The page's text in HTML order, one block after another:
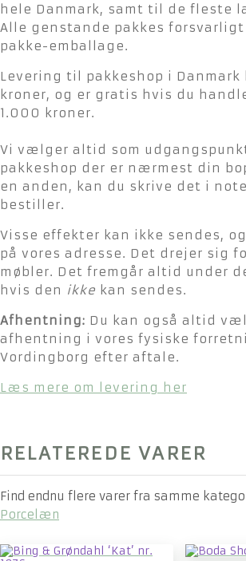
hele Danmark, samt til de fleste
Alle genstande pakkes
pakke-emballage.
Levering til pakkeshop i Danmark
kroner, og er gratis hvis du
1.000 kroner.
Vi vælger altid som
pakkeshop der er nærmest din
en anden, kan du skrive det i
bestiller.
Visse effekter kan ikke sendes,
på vores adresse. Det drejer sig
møbler. Det fremgår altid under
hvis den ikke kan sendes.
Afhentning: Du kan også altid
afhentning i vores fysiske
Vordingborg efter aftale.
Læs mere om levering her
RELATEREDE VARER
Find endnu flere varer fra samme
Porcelæn